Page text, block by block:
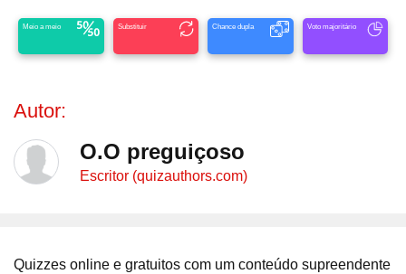
Meio a meio Substituir Chance dupla Voto majoritário
Autor:
O.O preguiçoso
Escritor (quizauthors.com)
Quizzes online e gratuitos com um conteúdo supreendente